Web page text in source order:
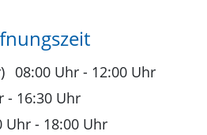
08:00 Uhr - 12:00 Uhr
- 16:30 Uhr
Uhr - 18:00 Uhr